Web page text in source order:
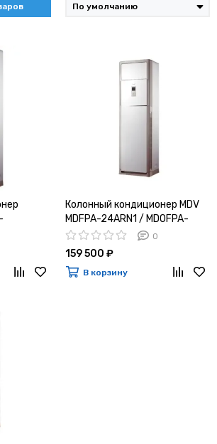
Колонный кондиционер MDV
MDFPA-24ARN1 / MDOFPA-
24AN1
0
159 500 ₽
В корзину